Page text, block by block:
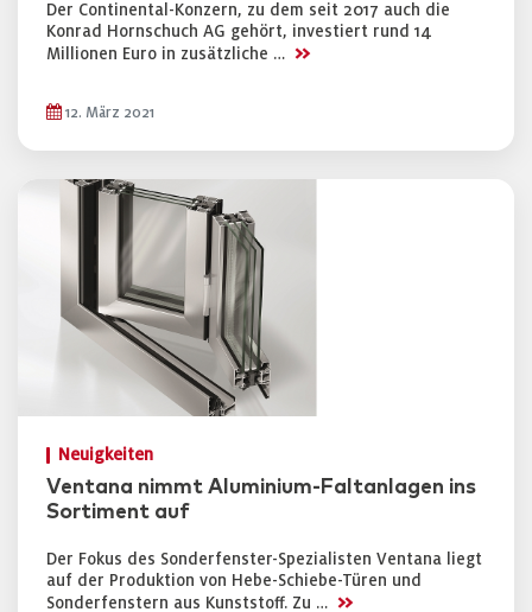
Der Continental-Konzern, zu dem seit 2017 auch die
Konrad Hornschuch AG gehört, investiert rund 14
Millionen Euro in zusätzliche … >>
12. März 2021
Neuigkeiten
Ventana nimmt Aluminium-Faltanlagen ins
Sortiment auf
Der Fokus des Sonderfenster-Spezialisten Ventana liegt
auf der Produktion von Hebe-Schiebe-Türen und
Sonderfenstern aus Kunststoff. Zu … >>